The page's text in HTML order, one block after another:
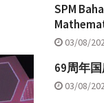
SPM
03/08/
69周年
03/08/